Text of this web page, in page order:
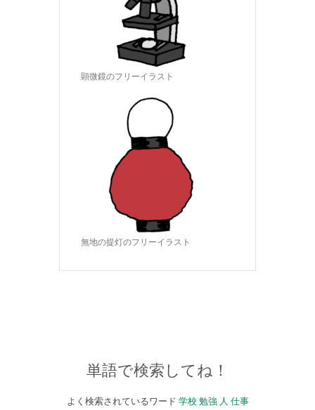
顕微鏡のフリーイラスト
無地の提灯のフリーイラスト
単語で検索してね！
よく検索されているワード 学校 勉強 人 仕事